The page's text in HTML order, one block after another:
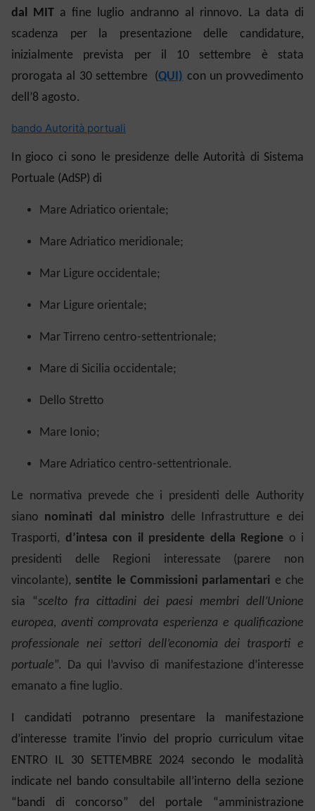
dal MIT a fine luglio andranno al rinnovo. La data di
scadenza per la presentazione delle candidature,
inizialmente prevista per il 10 settembre è stata
prorogata al 30 settembre (QUI) con un provvedimento
dell’8 agosto.
bando Autorità portuali
In gioco ci sono le presidenze delle Autorità di Sistema
Portuale (AdSP) di
Mare Adriatico orientale;
Mare Adriatico meridionale;
Mar Ligure occidentale;
Mar Ligure orientale;
Mar Tirreno centro-settentrionale;
Mare di Sicilia occidentale;
Dello Stretto
Mare Ionio;
Mare Adriatico centro-settentrionale.
Le normativa prevede che i presidenti delle Authority
siano nominati dal ministro delle Infrastrutture e dei
Trasporti, d’intesa con il presidente della Regione o i
presidenti delle Regioni interessate (parere non
vincolante), sentite le Commissioni parlamentari e che
sia “scelto fra cittadini dei paesi membri dell’Unione
europea, aventi comprovata esperienza e qualificazione
professionale nei settori dell’economia dei trasporti e
portuale”. Da qui l’avviso di manifestazione d’interesse
emanato a fine luglio.
I candidati potranno presentare la manifestazione
d’interesse tramite l’invio del proprio curriculum vitae
ENTRO IL 30 SETTEMBRE 2024 secondo le modalità
indicate nel bando consultabile all’interno della sezione
“bandi di concorso” del portale “amministrazione